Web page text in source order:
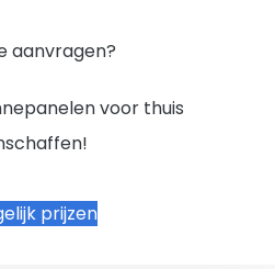
aanvragen?
voor thuis
prijzen